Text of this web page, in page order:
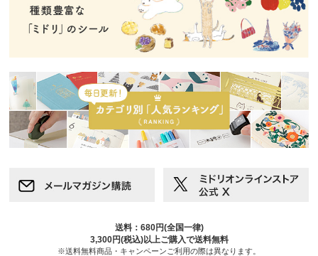
送料：680円(全国一律)
3,300円(税込)以上ご購入で送料無料
※送料無料商品・キャンペーンご利用の際は異なります。